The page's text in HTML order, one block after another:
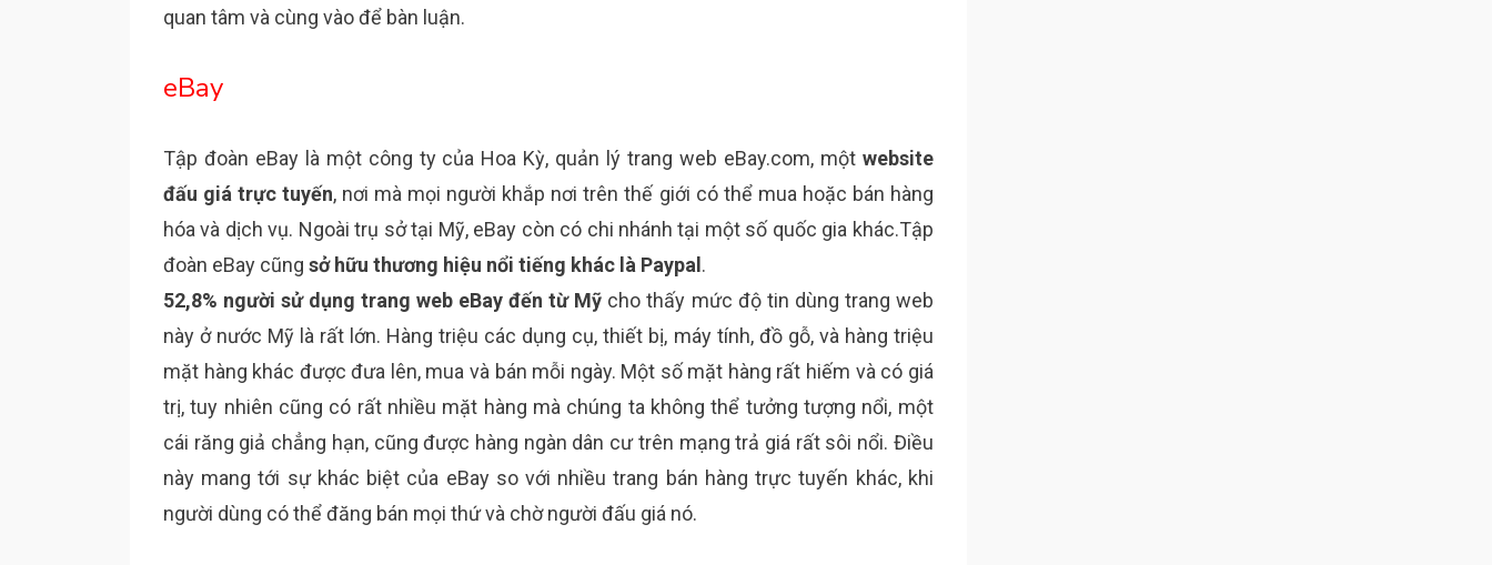
quan tâm và cùng vào để bàn luận.
eBay
Tập đoàn eBay là một công ty của Hoa Kỳ, quản lý trang web eBay.com, một website
đấu giá trực tuyến, nơi mà mọi người khắp nơi trên thế giới có thể mua hoặc bán hàng
hóa và dịch vụ. Ngoài trụ sở tại Mỹ, eBay còn có chi nhánh tại một số quốc gia khác.Tập
đoàn eBay cũng sở hữu thương hiệu nổi tiếng khác là Paypal .
52,8% người sử dụng trang web eBay đến từ Mỹ cho thấy mức độ tin dùng trang web
này ở nước Mỹ là rất lớn. Hàng triệu các dụng cụ, thiết bị, máy tính, đồ gỗ, và hàng triệu
mặt hàng khác được đưa lên, mua và bán mỗi ngày. Một số mặt hàng rất hiếm và có giá
trị, tuy nhiên cũng có rất nhiều mặt hàng mà chúng ta không thể tưởng tượng nổi, một
cái răng giả chẳng hạn, cũng được hàng ngàn dân cư trên mạng trả giá rất sôi nổi. Điều
này mang tới sự khác biệt của eBay so với nhiều trang bán hàng trực tuyến khác, khi
người dùng có thể đăng bán mọi thứ và chờ người đấu giá nó.